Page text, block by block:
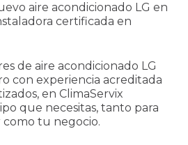
aire acondicionado LG en
certificada en
de aire acondicionado LG
con experiencia acreditada
en ClimaServix
que necesitas, tanto para
tu negocio.